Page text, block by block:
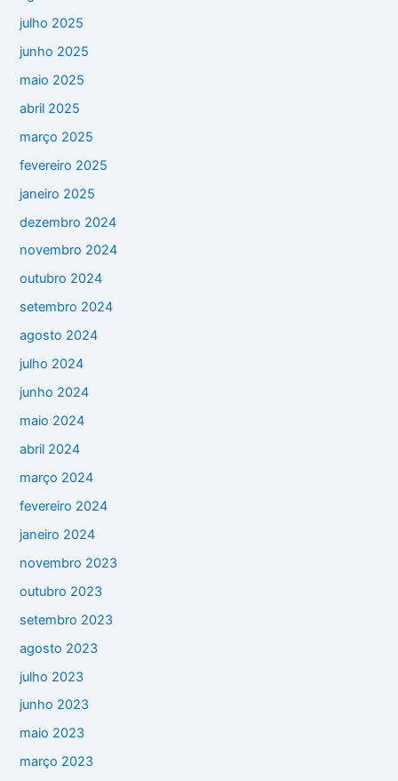
julho 2025
junho 2025
maio 2025
abril 2025
março 2025
fevereiro 2025
janeiro 2025
dezembro 2024
novembro 2024
outubro 2024
setembro 2024
agosto 2024
julho 2024
junho 2024
maio 2024
abril 2024
março 2024
fevereiro 2024
janeiro 2024
novembro 2023
outubro 2023
setembro 2023
agosto 2023
julho 2023
junho 2023
maio 2023
março 2023